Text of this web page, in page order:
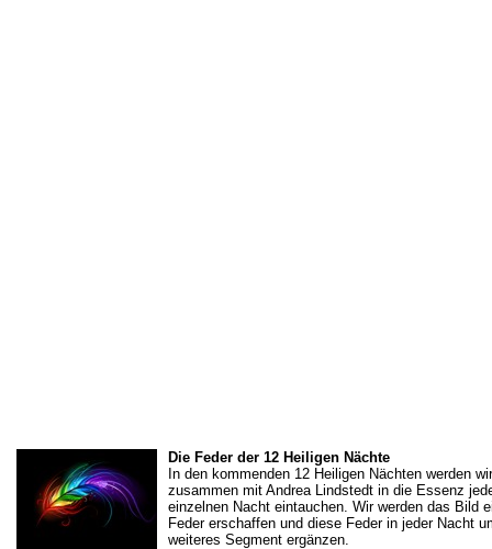
Die Feder der 12 Heiligen Nächte
In den kommenden 12 Heiligen Nächten werden wir
zusammen mit Andrea Lindstedt in die Essenz
einzelnen Nacht eintauchen. Wir werden das Bild
Feder erschaffen und diese Feder in jeder Nacht
weiteres Segment ergänzen.